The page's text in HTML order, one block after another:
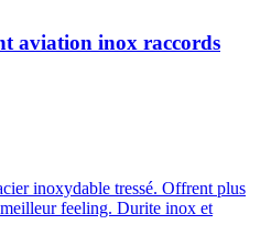
aviation inox raccords
inoxydable tressé. Offrent plus
feeling. Durite inox et